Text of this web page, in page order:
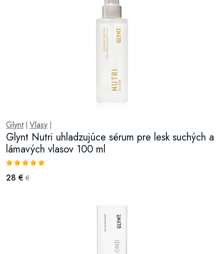
Glynt| Vlasy
Glynt Nutri uhladzujúce sérum pre lesk suchých a
lámavých vlasov 100 ml
28 € €